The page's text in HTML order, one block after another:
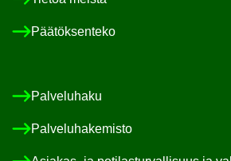
Pää­tök­sen­te­ko
Pal­ve­lu­ha­ku
Pal­ve­lu­ha­ke­mis­to